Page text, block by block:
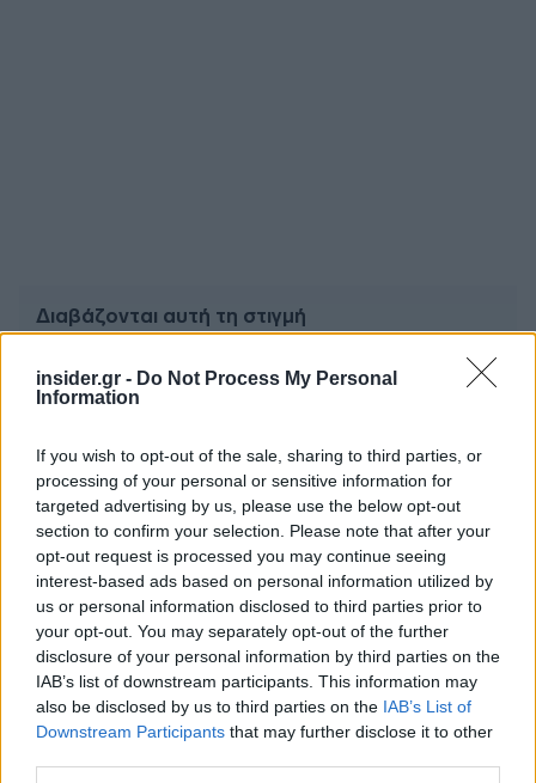
insider.gr - Do Not Process My Personal
Information
If you wish to opt-out of the sale, sharing to third parties, or
processing of your personal or sensitive information for
targeted advertising by us, please use the below opt-out
section to confirm your selection. Please note that after your
opt-out request is processed you may continue seeing
interest-based ads based on personal information utilized by
us or personal information disclosed to third parties prior to
your opt-out. You may separately opt-out of the further
disclosure of your personal information by third parties on the
IAB’s list of downstream participants. This information may
also be disclosed by us to third parties on the IAB’s List of
Downstream Participants that may further disclose it to other
Διαβάζονται αυτή τη στιγμή
στοιχηματικές - Ποιος επισκέφθηκε τα
πυρόπληκτα ζωάκια - Το μισογεμάτο ποτήρι
Ποια είναι η (κυβερνητική) λίστα με τα μεγάλα
οδικά έργα και τα εκτιμώμενα
χρονοδιαγράμματα
Δυτ. Αττική: Το χρονοδιάγραμμα
αποκατάστασης μετά τη φωτιά - Στόχος η
έναρξη των έργων πριν τις 15/9
TAGS: Κορονοϊός Ανεμβολίαστοι Rapid test